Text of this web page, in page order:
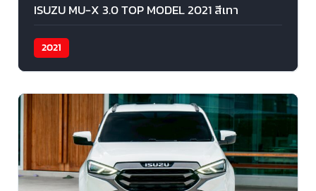
ISUZU MU-X 3.0 TOP MODEL 2021 สีเทา
2021